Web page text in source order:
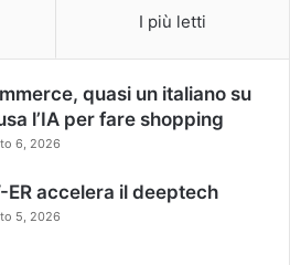
I più letti
quasi un italiano su
l’IA per fare shopping
6, 2026
ER accelera il deeptech
5, 2026